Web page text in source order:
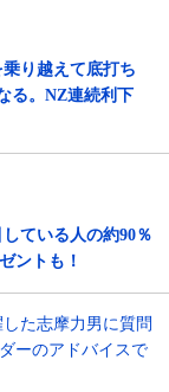
り越えて底打ち
る。NZ連続利下
ている人の約90％
ントも！
た志摩力男に質問
ーのアドバイスで